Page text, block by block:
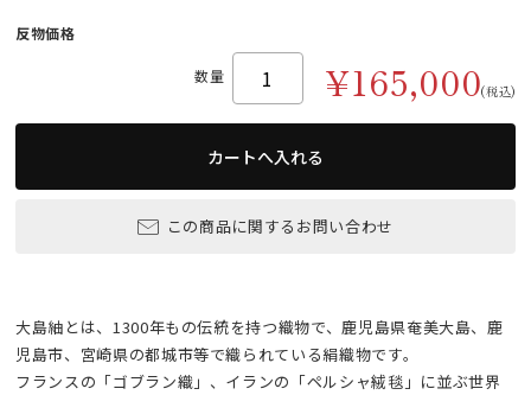
反物価格
¥165,000(税込)
数量
この商品に関するお問い合わせ
大島紬とは、1300年もの伝統を持つ織物で、鹿児島県奄美大島、鹿
児島市、宮崎県の都城市等で織られている絹織物です。
フランスの「ゴブラン織」、イランの「ペルシャ絨毯」に並ぶ世界